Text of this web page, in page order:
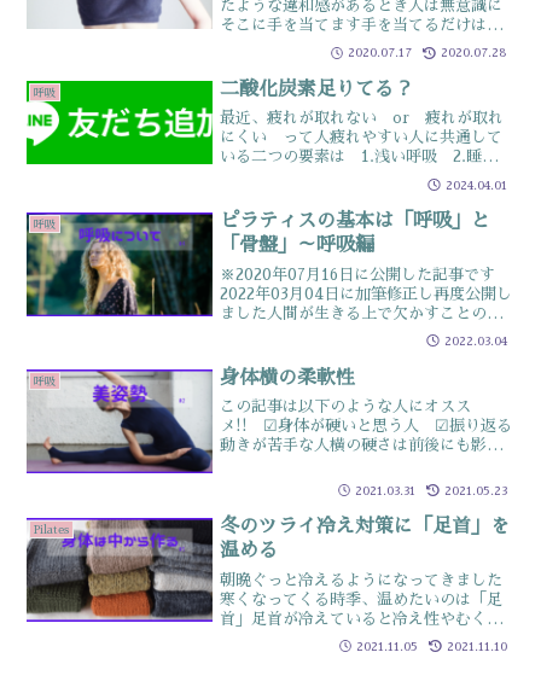
たような違和感があるとき人は無意識に
そこに手を当てます手を当てるだけは
「手当て」と言って、自分の治癒力を集
中していますところが、手を当ててさら
に「もむ」人がいますそのもむ行為をや
めてみましょうとい...
2020.07.17 2020.07.28
呼吸 二酸化炭素足りてる？
最近、疲れが取れない or 疲れが取れ
にくい って人疲れやすい人に共通して
いる二つの要素は 1.浅い呼吸 2.睡眠不
足今回は浅い呼吸について呼吸で疲れに
くいカラダを創る呼吸で疲れにくいカラ
ダがつくれるって知ってますか？呼吸
は、筋肉や筋膜が固...
2024.04.01
呼吸
ピラティスの基本は「呼吸」と
「骨盤」～呼吸編
※2020年07月16日に公開した記事です
2022年03月04日に加筆修正し再度公開し
ました人間が生きる上で欠かすことので
きない呼吸あなたはエクササイズを行う
時に呼吸を止めて行っていませんか？ピ
ラティスやヨガなどのエクササイズは呼
吸が大事呼...
2022.03.04
呼吸 身体横の柔軟性
この記事は以下のような人にオスス
メ!! ☑身体が硬いと思う人 ☑振り返る
動きが苦手な人横の硬さは前後にも影響
ンで行うと、動かしにくそうにしている
が苦手だと、老化が進ん...
2021.03.31 2021.05.23
Pilates
冬のツライ冷え対策に「足首」を
温める
朝晩ぐっと冷えるようになってきました
寒くなってくる時季、温めたいのは「足
首」足首が冷えていると冷え性やむくみ
などの原因になりますまた、眠りが浅く
なってしまうため代謝が落ちます足首を
2021.11.05 2021.11.10